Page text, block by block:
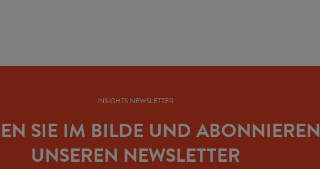
INSIGHTS NEWSLETTER
SIE IM BILDE UND ABONNIEREN
UNSEREN NEWSLETTER